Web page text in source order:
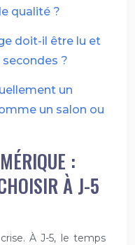
qualité ?
doit-il être lu et
?
un
un salon ou
:
À J-5
À J-5, le temps